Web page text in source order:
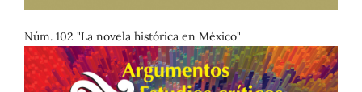
Núm. 102 "La novela histórica en México"